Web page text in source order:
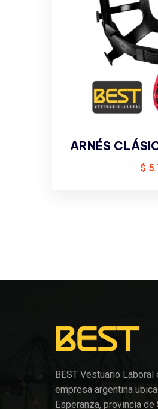
ARNÉS
$
BEST Vestuario Laboral
empresa argentina
Esperanza, provincia de